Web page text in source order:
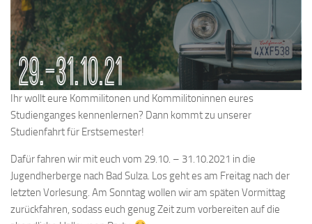
Ihr wollt eure Kommilitonen und Kommilitoninnen eures
Studienganges kennenlernen? Dann kommt zu unserer
Studienfahrt für Erstsemester!
Dafür fahren wir mit euch vom 29.10. – 31.10.2021 in die
Jugendherberge nach Bad Sulza. Los geht es am Freitag nach der
letzten Vorlesung. Am Sonntag wollen wir am späten Vormittag
zurückfahren, sodass euch genug Zeit zum vorbereiten auf die